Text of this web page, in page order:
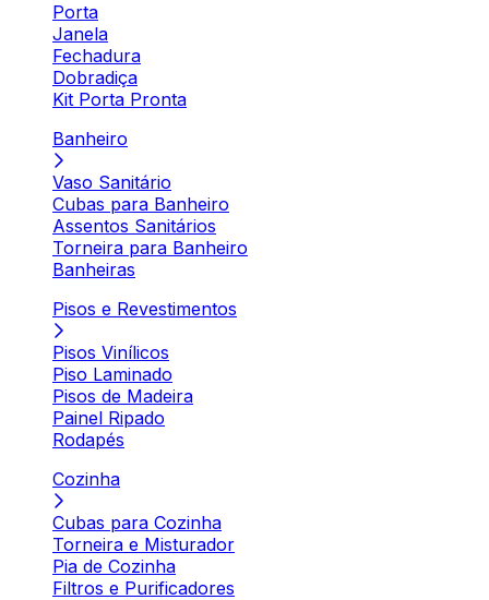
Porta
Janela
Fechadura
Dobradiça
Kit Porta Pronta
Banheiro
Vaso Sanitário
Cubas para Banheiro
Assentos Sanitários
Torneira para Banheiro
Banheiras
Pisos e Revestimentos
Pisos Vinílicos
Piso Laminado
Pisos de Madeira
Painel Ripado
Rodapés
Cozinha
Cubas para Cozinha
Torneira e Misturador
Pia de Cozinha
Filtros e Purificadores